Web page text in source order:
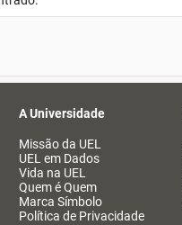
A Universidade
Missão da UEL
UEL em Dados
Vida na UEL
Quem é Quem
Marca Símbolo
Política de Privacidade